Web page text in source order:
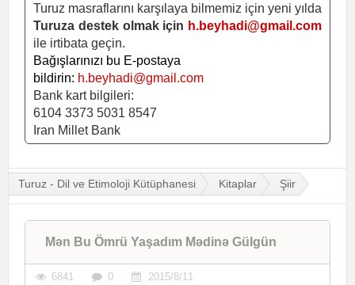
Turuz masraflarını karşılaya bilmemiz için yeni yılda
Turuza destek olmak için h.beyhadi@gmail.com
ile irtibata geçin.
Bağışlarınızı bu E-postaya
bildirin: h.beyhadi@gmail.com
Bank kart bilgileri:
6104 3373 5031 8547
Iran Millet Bank
Turuz - Dil ve Etimoloji Kütüphanesi Kitaplar Şiir
Mən Bu Ömrü Yaşadım Mədinə Gülgün
6841 0 2015/8/11